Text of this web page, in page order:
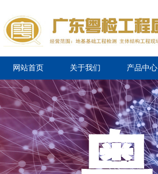
网站首页 关于我们 产品中心